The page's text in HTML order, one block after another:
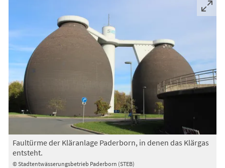
© Stadtentwässerungsbetrieb Paderborn (STEB)
Faultürme der Kläranlage Paderborn, in denen das Klärgas
entsteht.